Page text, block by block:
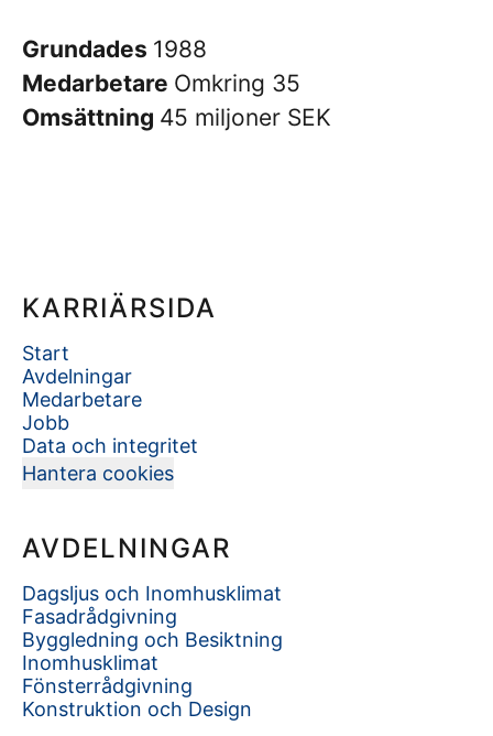
Grundades 1988
Medarbetare Omkring 35
Omsättning 45 miljoner SEK
KARRIÄRSIDA
Start
Avdelningar
Medarbetare
Jobb
Data och integritet
Hantera cookies
AVDELNINGAR
Dagsljus och Inomhusklimat
Fasadrådgivning
Byggledning och Besiktning
Inomhusklimat
Fönsterrådgivning
Konstruktion och Design